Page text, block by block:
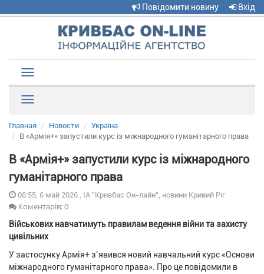
Повідомити новину Вхід
navigation
Главная Новости
Україна
В «Армія+» запустили курс із міжнародного гуманітарного права
В «Армія+» запустили курс із міжнародного
гуманітарного права
08:55, 6 май 2026 , ІА "Кривбас Он-лайн", новини Кривий Ріг
Коментарів: 0
Військових навчатимуть правилам ведення війни та захисту
цивільних
У застосунку Армія+ з’явився новий навчальний курс «Основи
міжнародного гуманітарного права». Про це повідомили в